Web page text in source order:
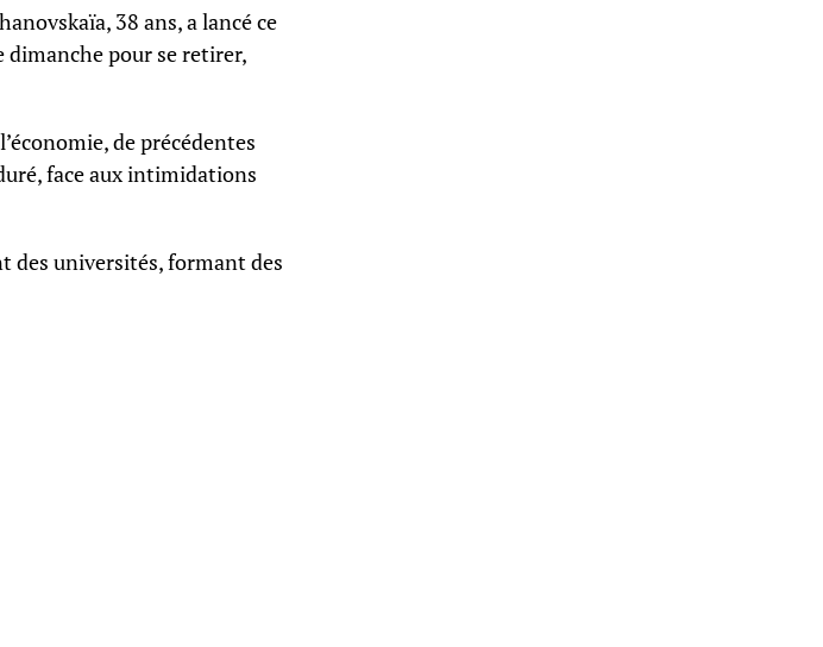
38 ans, a lancé ce
pour se retirer,
de précédentes
face aux intimidations
des universités, formant des